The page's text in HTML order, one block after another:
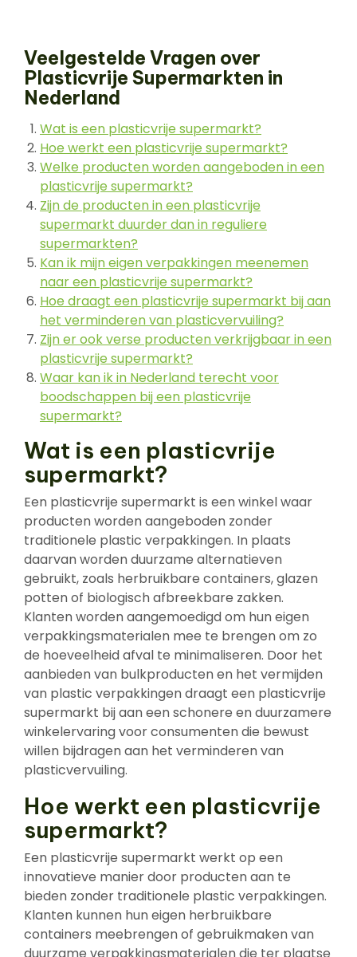
Veelgestelde Vragen over
Plasticvrije Supermarkten in
Nederland
Wat is een plasticvrije supermarkt?
Hoe werkt een plasticvrije supermarkt?
Welke producten worden aangeboden in een
plasticvrije supermarkt?
Zijn de producten in een plasticvrije
supermarkt duurder dan in reguliere
supermarkten?
Kan ik mijn eigen verpakkingen meenemen
naar een plasticvrije supermarkt?
Hoe draagt een plasticvrije supermarkt bij aan
het verminderen van plasticvervuiling?
Zijn er ook verse producten verkrijgbaar in een
plasticvrije supermarkt?
Waar kan ik in Nederland terecht voor
boodschappen bij een plasticvrije
supermarkt?
Wat is een plasticvrije
supermarkt?
Een plasticvrije supermarkt is een winkel waar
producten worden aangeboden zonder
traditionele plastic verpakkingen. In plaats
daarvan worden duurzame alternatieven
gebruikt, zoals herbruikbare containers, glazen
potten of biologisch afbreekbare zakken.
Klanten worden aangemoedigd om hun eigen
verpakkingsmaterialen mee te brengen om zo
de hoeveelheid afval te minimaliseren. Door het
aanbieden van bulkproducten en het vermijden
van plastic verpakkingen draagt een plasticvrije
supermarkt bij aan een schonere en duurzamere
winkelervaring voor consumenten die bewust
willen bijdragen aan het verminderen van
plasticvervuiling.
Hoe werkt een plasticvrije
supermarkt?
Een plasticvrije supermarkt werkt op een
innovatieve manier door producten aan te
bieden zonder traditionele plastic verpakkingen.
Klanten kunnen hun eigen herbruikbare
containers meebrengen of gebruikmaken van